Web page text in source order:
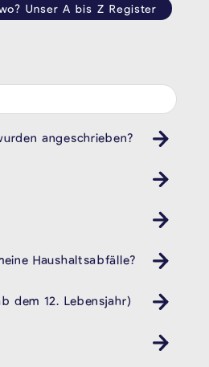
Unser A bis Z Register
angeschrieben?
Haushaltsabfälle?
dem 12. Lebensjahr)